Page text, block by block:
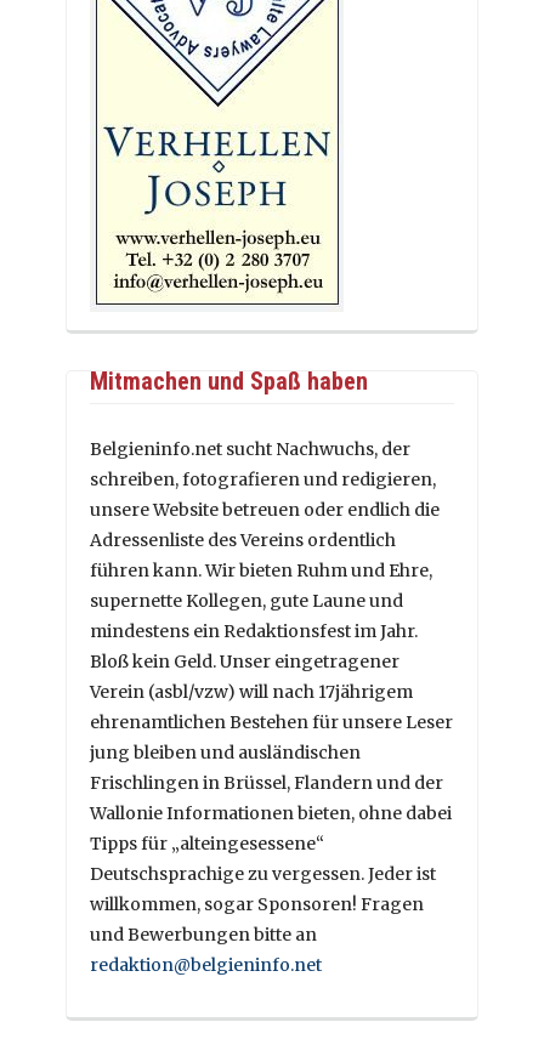
Mitmachen und Spaß haben
Belgieninfo.net sucht Nachwuchs, der
schreiben, fotografieren und redigieren,
unsere Website betreuen oder endlich die
Adressenliste des Vereins ordentlich
führen kann. Wir bieten Ruhm und Ehre,
supernette Kollegen, gute Laune und
mindestens ein Redaktionsfest im Jahr.
Bloß kein Geld. Unser eingetragener
Verein (asbl/vzw) will nach 17jährigem
ehrenamtlichen Bestehen für unsere Leser
jung bleiben und ausländischen
Frischlingen in Brüssel, Flandern und der
Wallonie Informationen bieten, ohne dabei
Tipps für „alteingesessene“
Deutschsprachige zu vergessen. Jeder ist
willkommen, sogar Sponsoren! Fragen
und Bewerbungen bitte an
redaktion@belgieninfo.net